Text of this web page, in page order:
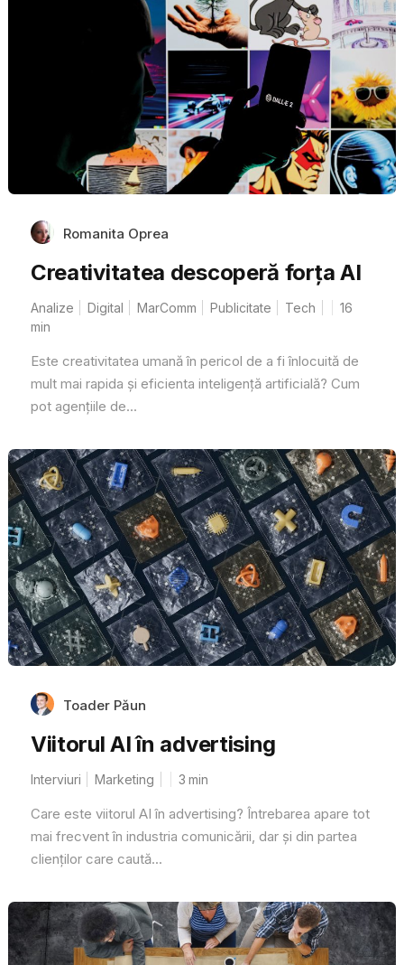
Romanita Oprea
Creativitatea descoperă forța AI
Analize Digital MarComm Publicitate Tech
16
min
Este creativitatea umană în pericol de a fi înlocuită de
mult mai rapida și eficienta inteligență artificială? Cum
pot agențiile de...
Toader Păun
Viitorul AI în advertising
Interviuri Marketing 3 min
Care este viitorul AI în advertising? Întrebarea apare tot
mai frecvent în industria comunicării, dar și din partea
clienților care caută...